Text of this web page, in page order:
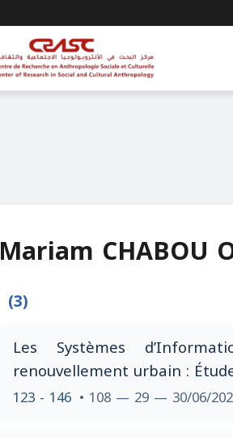
Mariam CHABOU
(3)
Les Systèmes
renouvellement urbain :
123 - 146 • 108 — 29 — 30/06/